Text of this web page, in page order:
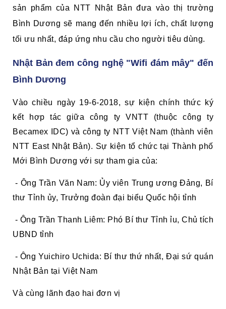
sản phẩm của NTT Nhật Bản đưa vào thị trường
Bình Dương sẽ mang đến nhiều lợi ích, chất lượng
tối ưu nhất, đáp ứng nhu cầu cho người tiêu dùng.
Nhật Bản đem công nghệ "Wifi đám mây" đến
Bình Dương
Vào chiều ngày 19-6-2018, sự kiện chính thức ký
kết hợp tác giữa công ty VNTT (thuộc công ty
Becamex IDC) và công ty NTT Việt Nam (thành viên
NTT East Nhật Bản). Sự kiện tổ chức tại Thành phố
Mới Bình Dương với sự tham gia của:
- Ông Trần Văn Nam: Ủy viên Trung ương Đảng, Bí
thư Tỉnh ủy, Trưởng đoàn đại biểu Quốc hội tỉnh
- Ông Trần Thanh Liêm: Phó Bí thư Tỉnh ỉu, Chủ tích
UBND tỉnh
- Ông Yuichiro Uchida: Bí thư thứ nhất, Đại sứ quán
Nhật Bản tại Việt Nam
Và cùng lãnh đạo hai đơn vị